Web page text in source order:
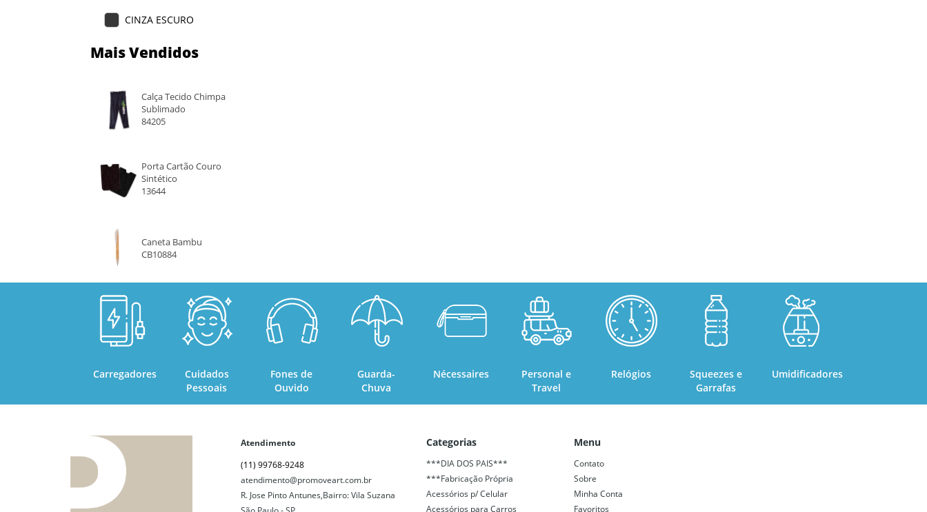
CINZA ESCURO
VERDE ÁGUA
BRANCO
AZUL CLARO
VERDE
PRETO
Mais Vendidos
Calça Tecido Chimpa
Sublimado
84205
Porta Cartão Couro
Sintético
13644
Caneta Bambu
CB10884
Carregadores
Cuidados
Pessoais
Fones de
Ouvido
Guarda-
Chuva
Nécessaires
Personal e
Travel
Relógios
Squeezes e
Garrafas
Umidificadores
Atendimento
(11) 99768-9248
atendimento@promoveart.com.br
R. Jose Pinto Antunes,Bairro: Vila Suzana
Categorias
***DIA DOS PAIS***
***Fabricação Própria
Acessórios p/ Celular
Acessórios para Carros
Menu
Contato
Sobre
Minha Conta
Favoritos